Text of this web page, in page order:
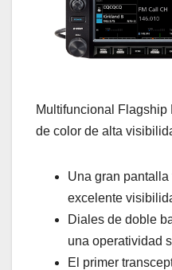
Multifuncional
de color de alta
Una gran
excelente
Diales de doble
una operatividad
El primer